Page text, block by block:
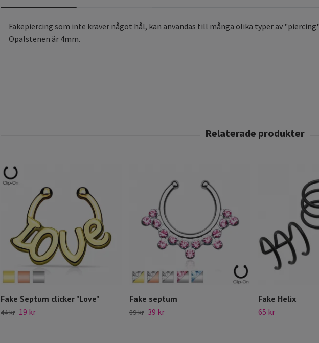
Fakepiercing som inte kräver något hål, kan användas till många olika typer av
Opalstenen är 4mm.
Fake Septum clicker "Love"
44 kr 19 kr
Fake septum
89 kr 39 kr
Fake Helix
65 kr